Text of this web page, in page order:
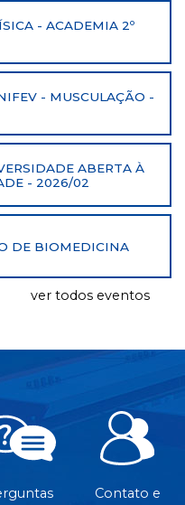
- ACADEMIA 2º
- MUSCULAÇÃO -
ABERTA À
- 2026/02
DE BIOMEDICINA
ver todos eventos
Contato e